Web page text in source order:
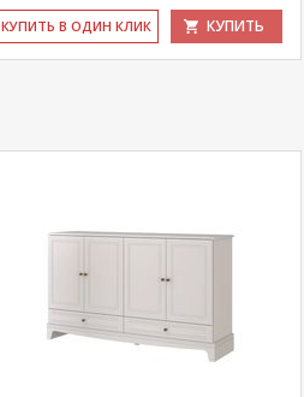
КУ­ПИТЬ В ОДИН КЛИК КУПИТЬ